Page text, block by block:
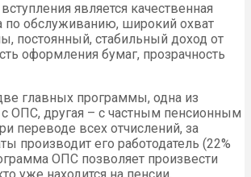
является качественная
по обслуживанию, широкий охват
постоянный, стабильный доход от
оформления бумаг, прозрачность
главных программы, одна из
с ОПС, другая – с частным пенсионным
переводе всех отчислений, за
производит его работодатель (22%
ОПС позволяет произвести